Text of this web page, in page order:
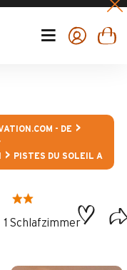
- DE
PISTES DU SOLEIL A
1 Schlafzimmer